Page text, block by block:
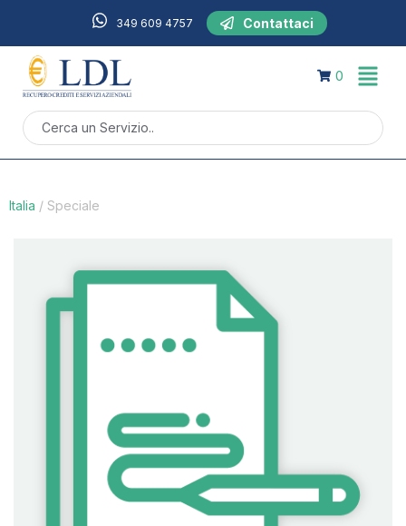
349 609 4757 Contattaci
0
Italia / Speciale